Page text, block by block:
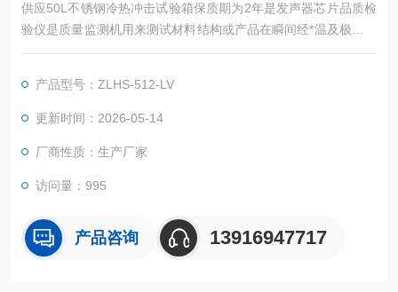
供应50L不锈钢冷热冲击试验箱保质期为2年是发声器芯片品质检
验仪是质量监测机用来测试材料结构或产品在瞬间经*温及极低温
的连续环境下所能忍受的程度，籍以在短时间内试验其热胀冷缩
塑料、橡胶、电子......等材料，可作为产品改进的依据或参考
产品型号：ZLHS-512-LV
更新时间：2026-05-14
厂商性质：生产厂家
访问量：995
产品咨询 13916947717